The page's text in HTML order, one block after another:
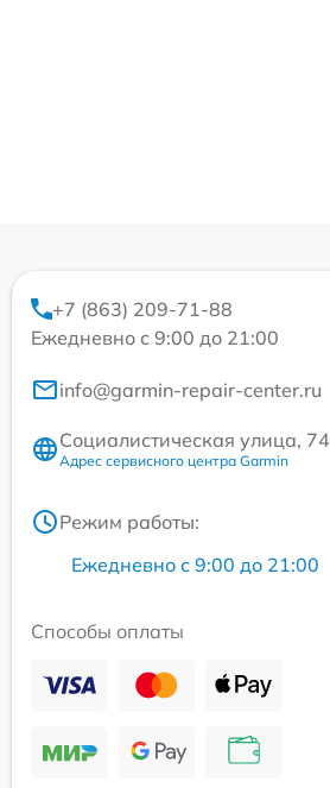
+7 (863) 209-71-88
Ежедневно с 9:00 до 21:00
info@garmin-repair-center.ru
Социалистическая улица, 74
Адрес сервисного центра Garmin
Режим работы:
Ежедневно с 9:00 до 21:00
Способы оплаты